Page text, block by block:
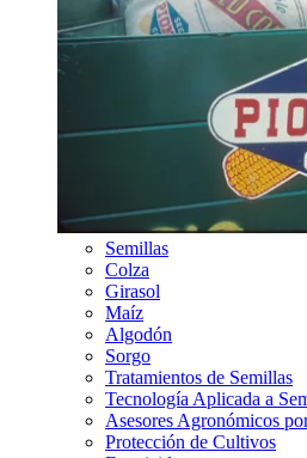
Semillas
Colza
Girasol
Maíz
Algodón
Sorgo
Tratamientos de Semillas
Tecnología Aplicada a
Asesores Agronómicos
Protección de Cultivos